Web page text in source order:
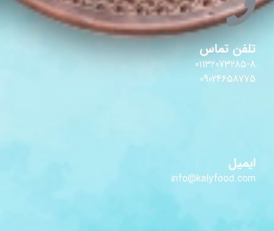
تلفن تماس
01132073285-8
09024658775
ایمیل
info@kalyfood.com